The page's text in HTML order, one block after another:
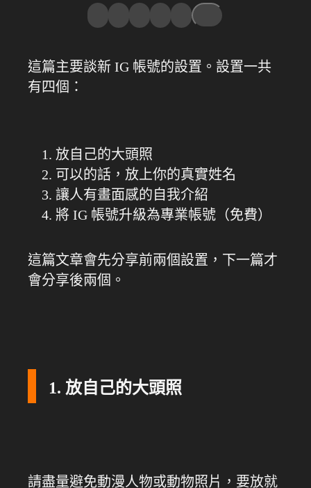
這篇主要談新 IG 帳號的設置。設置一共
有四個：
放自己的大頭照
可以的話，放上你的真實姓名
讓人有畫面感的自我介紹
將 IG 帳號升級為專業帳號（免費）
這篇文章會先分享前兩個設置，下一篇才
會分享後兩個。
1. 放自己的大頭照
請盡量避免動漫人物或動物照片，要放就